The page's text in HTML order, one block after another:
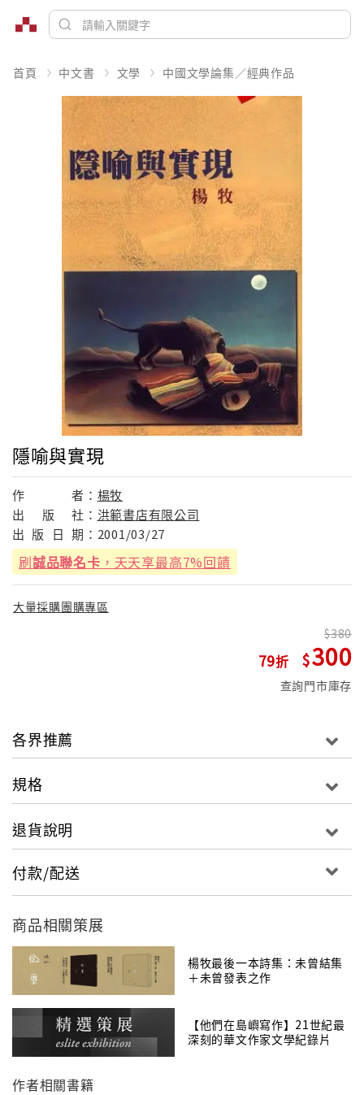
首頁 中文書 文學 中國文學論集／經典作品
隱喻與實現
作 者： 楊牧
出
版 社： 洪範書店有限公司
出 版 日 期： 2001/03/27
刷誠品聯名卡 ，天天享最高7%回饋
大量採購團購專區
79
380
300
查詢門市庫存
各界推薦
規格
退貨說明
付款/配送
商品相關策展
楊牧最後一本詩集：未曾結集
＋未曾發表之作
【他們在島嶼寫作】21世紀最
深刻的華文作家文學紀錄片
作者相關書籍